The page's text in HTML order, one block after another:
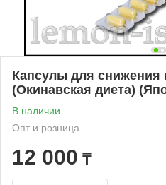
Капсулы для снижения
(Окинавская диета)
В наличии
Опт и розница
12 000 ₸